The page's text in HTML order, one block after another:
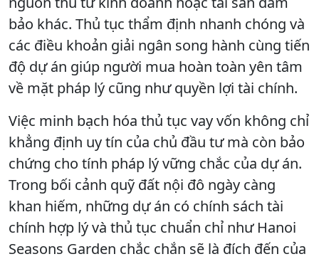
bảo khác. Thủ tục thẩm định nhanh chóng và
các điều khoản giải ngân song hành cùng tiến
độ dự án giúp người mua hoàn toàn yên tâm
về mặt pháp lý cũng như quyền lợi tài chính.
Việc minh bạch hóa thủ tục vay vốn không chỉ
khẳng định uy tín của chủ đầu tư mà còn bảo
chứng cho tính pháp lý vững chắc của dự án.
Trong bối cảnh quỹ đất nội đô ngày càng
khan hiếm, những dự án có chính sách tài
chính hợp lý và thủ tục chuẩn chỉ như Hanoi
Seasons Garden chắc chắn sẽ là đích đến của